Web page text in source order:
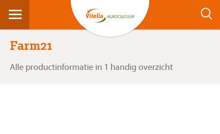
Farm21
Alle productinformatie in 1 handig overzicht